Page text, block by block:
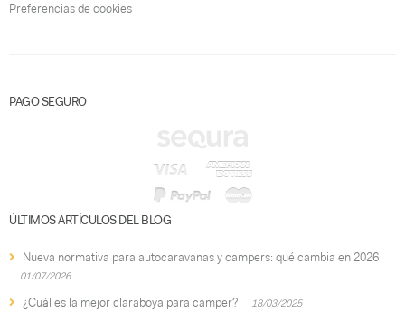
Preferencias de cookies
PAGO SEGURO
ÚLTIMOS ARTÍCULOS DEL BLOG
Nueva normativa para autocaravanas y campers: qué cambia en 2026
01/07/2026
¿Cuál es la mejor claraboya para camper? 18/03/2025